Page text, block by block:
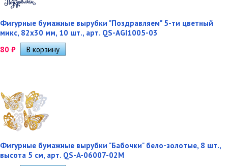
Фигурные бумажные вырубки "Поздравляем" 5-ти цветный
микс, 82х30 мм, 10 шт., арт. QS-AGI1005-03
80 ₽
Фигурные бумажные вырубки "Бабочки" бело-золотые, 8 шт.,
высота 5 см, арт. QS-A-06007-02M